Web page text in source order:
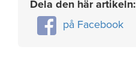
Dela den här artikeln:
på Facebook